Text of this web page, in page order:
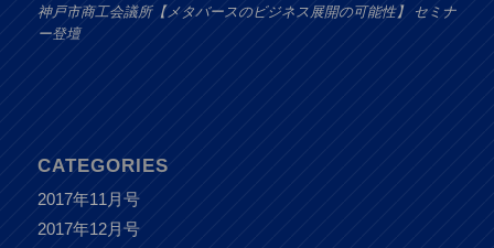
神戸市商工会議所【メタバースのビジネス展開の可能性】 セミナ
ー登壇
CATEGORIES
2017年11月号
2017年12月号